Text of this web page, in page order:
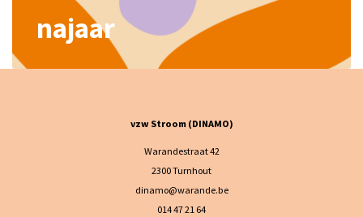
najaar
vzw Stroom (DINAMO)
Warandestraat 42
2300 Turnhout
dinamo@warande.be
014 47 21 64